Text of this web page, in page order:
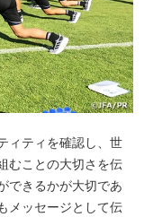
ィティを確認し、世
むことの大切さを伝
できるかが大切であ
メッセージとして伝